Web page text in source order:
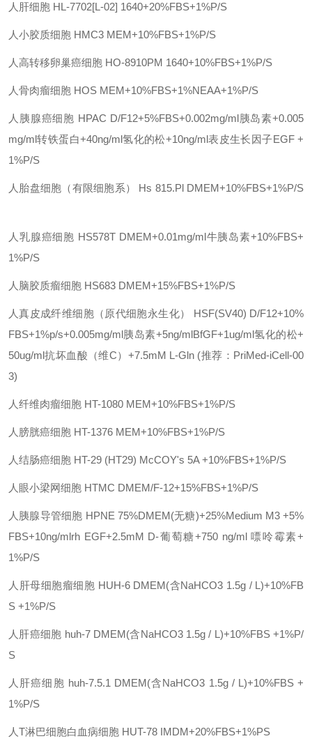
人肝细胞 HL-7702[L-02] 1640+20%FBS+1%P/S
人小胶质细胞 HMC3 MEM+10%FBS+1%P/S
人高转移卵巢癌细胞 HO-8910PM 1640+10%FBS+1%P/S
人骨肉瘤细胞 HOS MEM+10%FBS+1%NEAA+1%P/S
人胰腺癌细胞 HPAC D/F12+5%FBS+0.002mg/ml胰岛素+0.005
mg/ml转铁蛋白+40ng/ml氢化的松+10ng/ml表皮生长因子EGF +
1%P/S
人胎盘细胞（有限细胞系） Hs 815.Pl DMEM+10%FBS+1%P/S
人乳腺癌细胞 HS578T DMEM+0.01mg/ml牛胰岛素+10%FBS+
1%P/S
人脑胶质瘤细胞 HS683 DMEM+15%FBS+1%P/S
人真皮成纤维细胞（原代细胞永生化） HSF(SV40) D/F12+10%
FBS+1%p/s+0.005mg/ml胰岛素+5ng/mlBfGF+1ug/ml氢化的松+
50ug/ml抗坏血酸（维C）+7.5mM L-Gln (推荐：PriMed-iCell-00
3)
人纤维肉瘤细胞 HT-1080 MEM+10%FBS+1%P/S
人膀胱癌细胞 HT-1376 MEM+10%FBS+1%P/S
人结肠癌细胞 HT-29 (HT29) McCOY's 5A +10%FBS+1%P/S
人眼小梁网细胞 HTMC DMEM/F-12+15%FBS+1%P/S
人胰腺导管细胞 HPNE 75%DMEM(无糖)+25%Medium M3 +5%
FBS+10ng/mlrh EGF+2.5mM D-葡萄糖+750 ng/ml 嘌呤霉素+
1%P/S
人肝母细胞瘤细胞 HUH-6 DMEM(含NaHCO3 1.5g / L)+10%FB
S +1%P/S
人肝癌细胞 huh-7 DMEM(含NaHCO3 1.5g / L)+10%FBS +1%P/
S
人肝癌细胞 huh-7.5.1 DMEM(含NaHCO3 1.5g / L)+10%FBS +
1%P/S
人 T淋巴细胞白血病细胞 HUT-78 IMDM+20%FBS+1%PS